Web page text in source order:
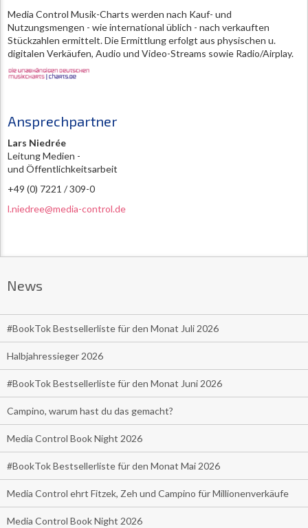
Media Control Musik-Charts werden nach Kauf- und
Nutzungsmengen - wie international üblich - nach verkauften
Stückzahlen ermittelt. Die Ermittlung erfolgt aus physischen u.
digitalen Verkäufen, Audio und Video-Streams sowie Radio/Airplay.
Ansprechpartner
Lars Niedrée
Leitung Medien -
und Öffentlichkeitsarbeit
+49 (0) 7221 / 309-0
l.niedree@media-control.de
News
#BookTok Bestsellerliste für den Monat Juli 2026
Halbjahressieger 2026
#BookTok Bestsellerliste für den Monat Juni 2026
Campino, warum hast du das gemacht?
Media Control Book Night 2026
#BookTok Bestsellerliste für den Monat Mai 2026
Media Control ehrt Fitzek, Zeh und Campino für Millionenverkäufe
Media Control Book Night 2026